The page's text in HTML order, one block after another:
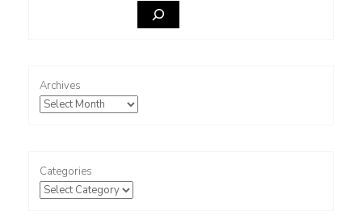
Archives
Categories